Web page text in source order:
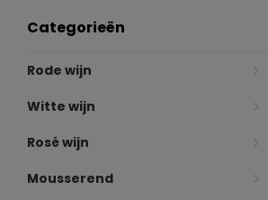
Categorieën
Rode wijn
Witte wijn
Rosé wijn
Mousserend